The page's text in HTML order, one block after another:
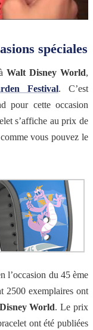
spéciales
Walt Disney World,
Festival. C’est
pour cette occasion
s’affiche au prix de
vous pouvez le
l’occasion du 45 ème
2500 exemplaires ont
World. Le prix
ont été publiées